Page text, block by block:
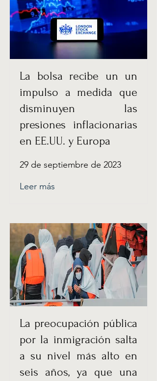
La bolsa recibe un un
impulso a medida que
disminuyen las
presiones inflacionarias
en EE.UU. y Europa
29 de septiembre de 2023
Leer más
La preocupación pública
por la inmigración salta
a su nivel más alto en
seis años, ya que una